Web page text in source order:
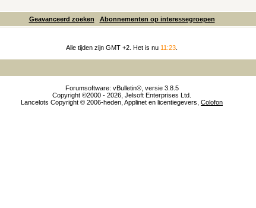
Geavanceerd zoeken Abonnementen op interessegroepen
Alle tijden zijn GMT +2. Het is nu 11:23
Forumsoftware: vBulletin®, versie 3.8.5
Copyright ©2000 - 2026, Jelsoft Enterprises Ltd.
Lancelots Copyright © 2006-heden, Applinet en licentiegevers, Colofon